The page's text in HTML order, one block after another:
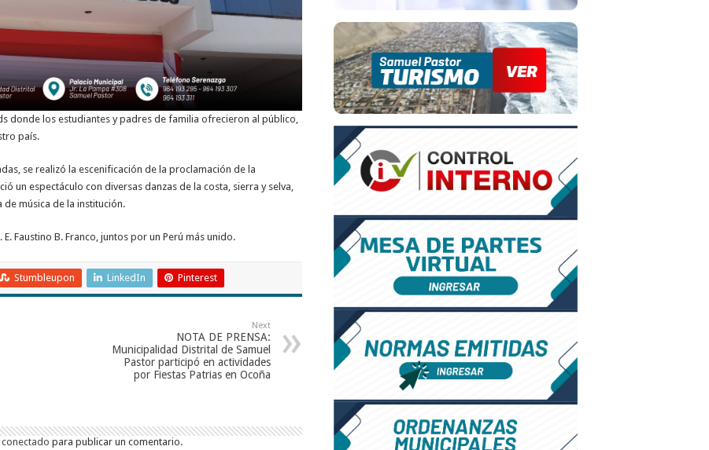
donde los estudiantes y padres de familia ofrecieron al público,
país.
se realizó la escenificación de la proclamación de la
un espectáculo con diversas danzas de la costa, sierra y selva,
música de la institución.
Faustino B. Franco, juntos por un Perú más unido.
Stumbleupon LinkedIn Pinterest
Next
NOTA DE PRENSA:
Municipalidad Distrital de Samuel
Pastor participó en actividades
por Fiestas Patrias en Ocoña
conectado para publicar un comentario.